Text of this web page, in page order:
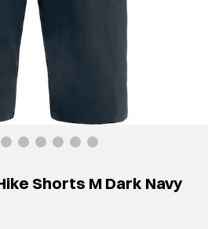
Shorts M Dark Navy